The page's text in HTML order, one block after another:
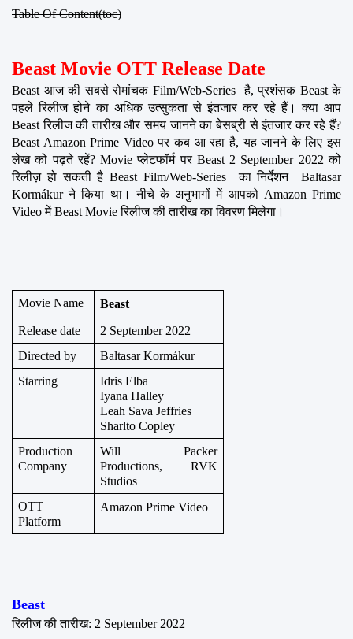
Table Of Content(toc)
Beast Movie OTT Release Date
Beast आज की सबसे रोमांचक Film/Web-Series  है, प्रशंसक Beast के
पहले रिलीज होने का अधिक उत्सुकता से इंतजार कर रहे हैं। क्या आप
Beast रिलीज की तारीख और समय जानने का बेसब्री से इंतजार कर रहे हैं?
Beast Amazon Prime Video पर कब आ रहा है, यह जानने के लिए इस
लेख को पढ़ते रहें? Movie प्लेटफॉर्म पर Beast 2 September 2022 को
रिलीज़ हो सकती है Beast Film/Web-Series  का निर्देशन  Baltasar
Kormákur ने किया था। नीचे के अनुभागों में आपको Amazon Prime
Video में Beast Movie रिलीज की तारीख का विवरण मिलेगा।
Movie Name
Beast
Release date
2 September 2022
Directed by
Baltasar Kormákur
Starring
Idris Elba
Iyana Halley
Leah Sava Jeffries
Sharlto Copley
Production
Company
Will Packer
Productions, RVK
Studios
OTT
Platform
Amazon Prime Video
Beast
रिलीज की तारीख: 2 September 2022